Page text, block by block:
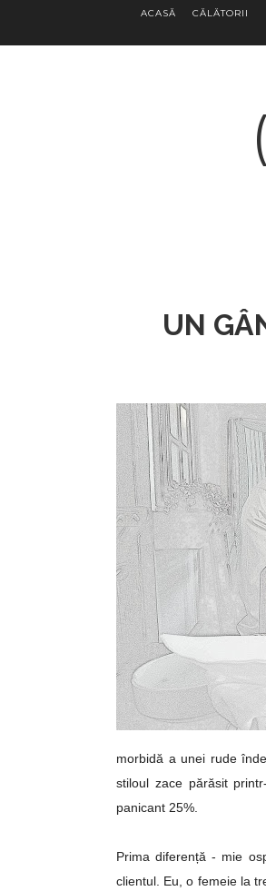
ACASĂ CĂLĂTORII
UN
morbidă a unei rude
stiloul zace părăsit
panicant 25%.
Prima diferență - mie
clientul. Eu, o femeie la